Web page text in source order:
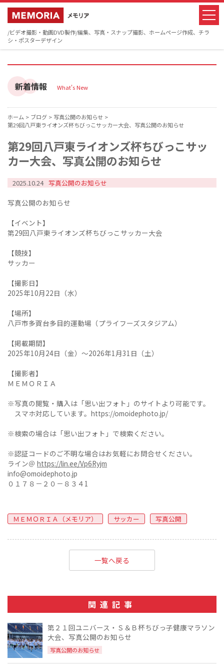
/ビデオ撮影・動画DVD製作/編集、写真・スナップ撮影、ホームページ作成、チラ
シ・ポスターデザイン
新着情報 What's New
ホーム > ブログ > 写真公開のお知らせ >
第29回八戸東ライオンズ杯ちびっこサッカー大会、写真公開のお知らせ
第29回八戸東ライオンズ杯ちびっこサッ
カー大会、写真公開のお知らせ
2025.10.24 写真公開のお知らせ
写真公開のお知らせ
【イベント】
第29回八戸東ライオンズ杯ちびっこサッカー大会
【競技】
サッカー
【撮影日】
2025年10月22日（水）
【場所】
八戸市多賀台多目的運動場（プライフーズスタジアム）
【掲載期間】
2025年10月24日（金）～2026年1月31日（土）
【撮影者】
ＭＥＭＯＲＩＡ
※写真の閲覧・購入は「思い出フォト」のサイトより可能です。
スマホ対応しています。https://omoidephoto.jp/
※検索の場合は「思い出フォト」で検索ください。
※認証コードのご不明な場合はお気軽にお問合せください。
ライン＠ https://lin.ee/Vp6Ryjm
info@omoidephoto.jp
０１７８－２０－８３４1
ＭＥＭＯＲＩＡ（メモリア） サッカー 写真公開
一覧へ戻る
関連記事
第２１回ユニバース・Ｓ＆Ｂ杯ちびっ子健康マラソン
大会、写真公開のお知らせ
写真公開のお知らせ